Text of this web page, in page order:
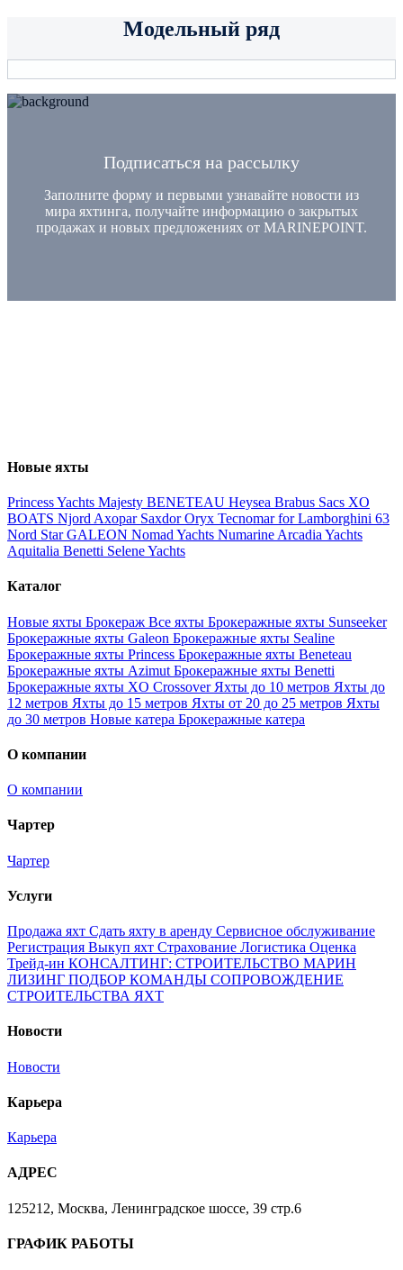
Модельный ряд
Подписаться на рассылку
Заполните форму и первыми узнавайте новости из
мира яхтинга, получайте информацию о закрытых
продажах и новых предложениях от MARINEPOINT.
Новые яхты
Princess Yachts Majesty BENETEAU Heysea Brabus Sacs XO
BOATS Njord Axopar SaxdorOryx Tecnomar for Lamborghini 63
Nord StarGALEON Nomad Yachts Numarine Arcadia Yachts
Aquitalia Benetti Selene Yachts
Каталог
Новые яхты Брокераж Все яхты Брокеражные яхты Sunseeker
Брокеражные яхты Galeon Брокеражные яхты Sealine
Брокеражные яхты Princess Брокеражные яхты Beneteau
Брокеражные яхты Azimut Брокеражные яхты Benetti
Брокеражные яхты XO Crossover Яхты до 10 метров Яхты до
12 метров Яхты до 15 метров Яхты от 20 до 25 метров Яхты
до 30 метров Новые катера Брокеражные катера
О компании
О компании
Чартер
Чартер
Услуги
Продажа яхт Сдать яхту в аренду Сервисное обслуживание
Регистрация Выкуп яхт Страхование Логистика Оценка
Трейд-ин КОНСАЛТИНГ: СТРОИТЕЛЬСТВО МАРИН
ЛИЗИНГ ПОДБОР КОМАНДЫ СОПРОВОЖДЕНИЕ
СТРОИТЕЛЬСТВА ЯХТ
Новости
Новости
Карьера
Карьера
АДРЕС
125212, Москва, Ленинградское шоссе, 39 стр.6
ГРАФИК РАБОТЫ